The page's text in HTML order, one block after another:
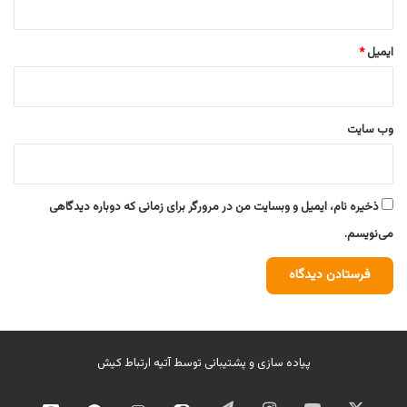
ایمیل*
وب‌ سایت
ذخیره نام، ایمیل و وبسایت من در مرورگر برای زمانی که دوباره دیدگاهی
می‌نویسم.
پیاده سازی و پشتیبانی توسطآتیه ارتباط کیش